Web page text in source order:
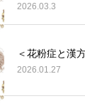
2026.03.3
＜花粉症と漢
2026.01.27